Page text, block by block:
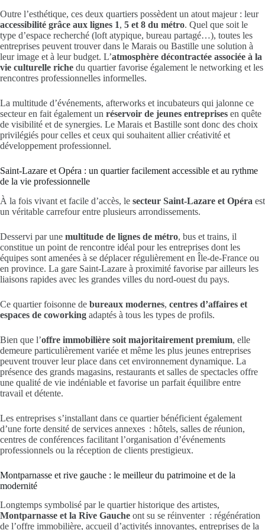
Outre l’esthétique, ces deux quartiers possèdent un atout majeur : leur
accessibilité grâce aux lignes 1, 5 et 8 du métro. Quel que soit le
type d’espace recherché (loft atypique, bureau partagé…), toutes les
entreprises peuvent trouver dans le Marais ou Bastille une solution à
leur image et à leur budget. L’atmosphère décontractée associée à la
vie culturelle riche du quartier favorise également le networking et les
rencontres professionnelles informelles.
La multitude d’événements, afterworks et incubateurs qui jalonne ce
secteur en fait également un réservoir de jeunes entreprises en quête
de visibilité et de synergies. Le Marais et Bastille sont donc des choix
privilégiés pour celles et ceux qui souhaitent allier créativité et
développement professionnel.
Saint-Lazare et Opéra : un quartier facilement accessible et au rythme
de la vie professionnelle
À la fois vivant et facile d’accès, le secteur Saint-Lazare et Opéra est
un véritable carrefour entre plusieurs arrondissements.
Desservi par une multitude de lignes de métro, bus et trains, il
constitue un point de rencontre idéal pour les entreprises dont les
équipes sont amenées à se déplacer régulièrement en Île-de-France ou
en province. La gare Saint-Lazare à proximité favorise par ailleurs les
liaisons rapides avec les grandes villes du nord-ouest du pays.
Ce quartier foisonne de bureaux modernes, centres d’affaires et
espaces de coworking adaptés à tous les types de profils.
Bien que l’offre immobilière soit majoritairement premium, elle
demeure particulièrement variée et même les plus jeunes entreprises
peuvent trouver leur place dans cet environnement dynamique. La
présence des grands magasins, restaurants et salles de spectacles offre
une qualité de vie indéniable et favorise un parfait équilibre entre
travail et détente.
Les entreprises s’installant dans ce quartier bénéficient également
d’une forte densité de services annexes : hôtels, salles de réunion,
centres de conférences facilitant l’organisation d’événements
professionnels ou la réception de clients prestigieux.
Montparnasse et rive gauche : le meilleur du patrimoine et de la
modernité
Longtemps symbolisé par le quartier historique des artistes,
Montparnasse et la Rive Gauche ont su se réinventer : régénération
de l’offre immobilière, accueil d’activités innovantes, entreprises de la